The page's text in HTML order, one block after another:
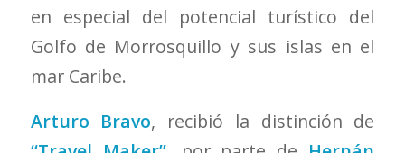
en especial del potencial turístico del
Golfo de Morrosquillo y sus islas en el
mar Caribe.
Arturo Bravo, recibió la distinción de